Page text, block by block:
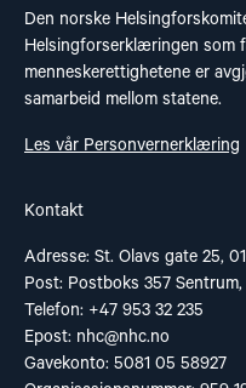
Den norske
Helsingforserklæringen som
menneskerettighetene er
samarbeid mellom statene.
Les vår Personvernerklæring
Kontakt
Adresse: St. Olavs gate 25,
Post: Postboks 357 Sentrum,
Telefon: +47 953 32 235
Epost: nhc@nhc.no
Gavekonto: 5081 05 58927